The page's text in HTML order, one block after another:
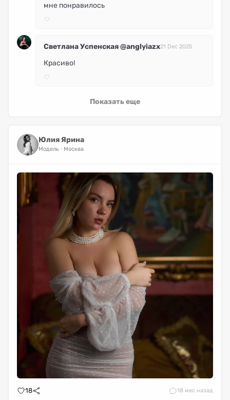
мне понравилось
Светлана Успенская @anglyiazx21 Dec 2025
Красиво!
Показать еще
Юлия Ярина
Модель Москва
18 18 мес назад